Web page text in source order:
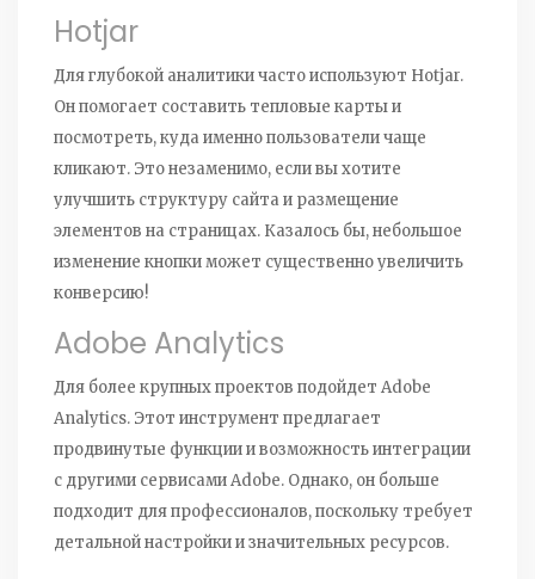
Hotjar
Для глубокой аналитики часто используют Hotjar.
Он помогает составить тепловые карты и
посмотреть, куда именно пользователи чаще
кликают. Это незаменимо, если вы хотите
улучшить структуру сайта и размещение
элементов на страницах. Казалось бы, небольшое
изменение кнопки может существенно увеличить
конверсию!
Adobe Analytics
Для более крупных проектов подойдет Adobe
Analytics. Этот инструмент предлагает
продвинутые функции и возможность интеграции
с другими сервисами Adobe. Однако, он больше
подходит для профессионалов, поскольку требует
детальной настройки и значительных ресурсов.